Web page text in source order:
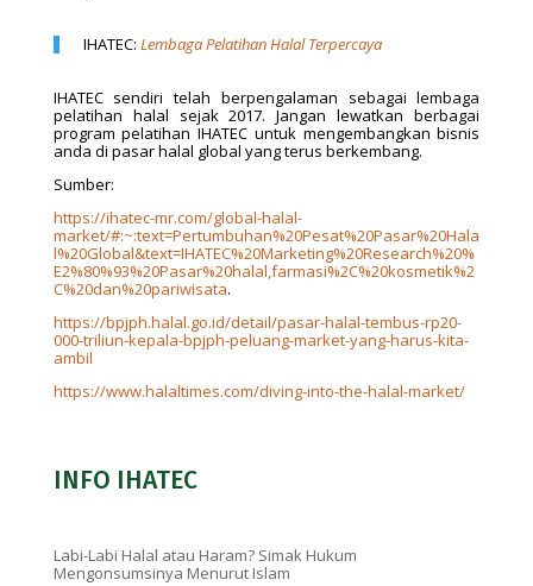
IHATEC: Lembaga Pelatihan Halal Terpercaya
IHATEC sendiri telah berpengalaman sebagai lembaga
pelatihan halal sejak 2017. Jangan lewatkan berbagai
program pelatihan IHATEC untuk mengembangkan bisnis
anda di pasar halal global yang terus berkembang.
Sumber:
https://ihatec-mr.com/global-halal-
market/#:~:text=Pertumbuhan%20Pesat%20Pasar%20Hala
l%20Global&text=IHATEC%20Marketing%20Research%20%
E2%80%93%20Pasar%20halal,farmasi%2C%20kosmetik%2
C%20dan%20pariwisata.
https://bpjph.halal.go.id/detail/pasar-halal-tembus-rp20-
000-triliun-kepala-bpjph-peluang-market-yang-harus-kita-
ambil
https://www.halaltimes.com/diving-into-the-halal-market/
INFO IHATEC
Labi-Labi Halal atau Haram? Simak Hukum
Mengonsumsinya Menurut Islam